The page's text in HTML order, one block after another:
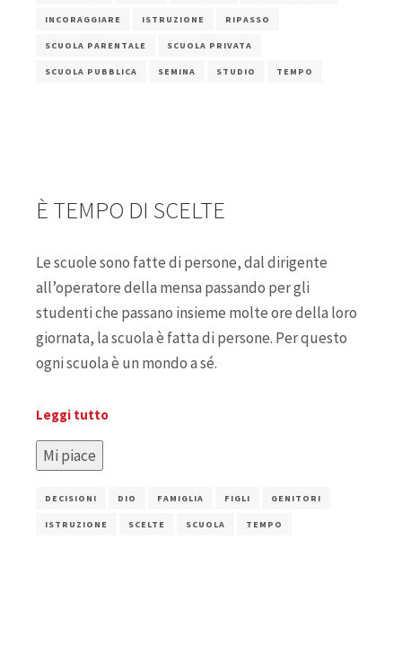
INCORAGGIARE ISTRUZIONE RIPASSO
SCUOLA PARENTALE SCUOLA PRIVATA
SCUOLA PUBBLICA SEMINA STUDIO TEMPO
È TEMPO DI SCELTE
Le scuole sono fatte di persone, dal dirigente
all’operatore della mensa passando per gli
studenti che passano insieme molte ore della loro
giornata, la scuola è fatta di persone. Per questo
ogni scuola è un mondo a sé.
Leggi tutto
Mi piace
DECISIONI DIO FAMIGLIA FIGLI GENITORI
ISTRUZIONE SCELTE SCUOLA TEMPO